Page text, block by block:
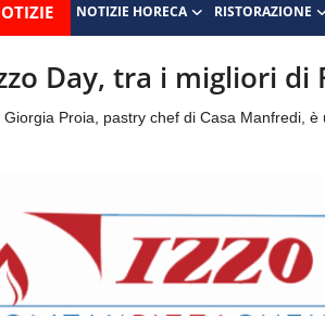
NOTIZIE HORECA RISTORAZIONE
Day, tra i migliori di
Giorgia Proia, pastry chef di Casa Manfredi,